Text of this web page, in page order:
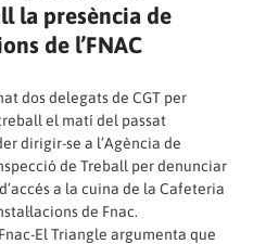
la presència de
de l’FNAC
dos delegats de CGT per
el matí del passat
dirigir-se a l’Agència de
de Treball per denunciar
a la cuina de la Cafeteria
de Fnac.
El Triangle argumenta que